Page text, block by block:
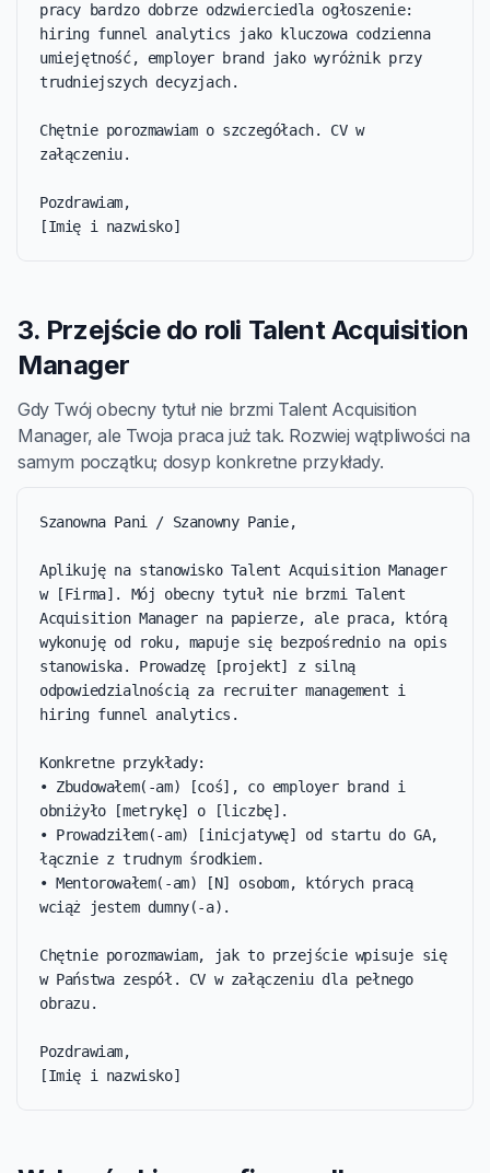
pracy bardzo dobrze odzwierciedla ogłoszenie:
hiring funnel analytics jako kluczowa codzienna
umiejętność, employer brand jako wyróżnik przy
trudniejszych decyzjach.
Chętnie porozmawiam o szczegółach. CV w
załączeniu.
Pozdrawiam,
[Imię i nazwisko]
3. Przejście do roli Talent Acquisition
Manager
Gdy Twój obecny tytuł nie brzmi Talent Acquisition
Manager, ale Twoja praca już tak. Rozwiej wątpliwości na
samym początku; dosyp konkretne przykłady.
Szanowna Pani / Szanowny Panie,
Aplikuję na stanowisko Talent Acquisition Manager
w [Firma]. Mój obecny tytuł nie brzmi Talent
Acquisition Manager na papierze, ale praca, którą
wykonuję od roku, mapuje się bezpośrednio na opis
stanowiska. Prowadzę [projekt] z silną
odpowiedzialnością za recruiter management i
hiring funnel analytics.
Konkretne przykłady:
• Zbudowałem(-am) [coś], co employer brand i
obniżyło [metrykę] o [liczbę].
• Prowadziłem(-am) [inicjatywę] od startu do GA,
łącznie z trudnym środkiem.
• Mentorowałem(-am) [N] osobom, których pracą
wciąż jestem dumny(-a).
Chętnie porozmawiam, jak to przejście wpisuje się
w Państwa zespół. CV w załączeniu dla pełnego
obrazu.
Pozdrawiam,
[Imię i nazwisko]